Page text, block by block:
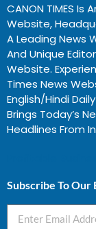
CANON TIMES Is
Website,
A Leading News
And Unique
Website.
Times News
English/Hindi
Brings Today’s
Headlines From
Subscribe To